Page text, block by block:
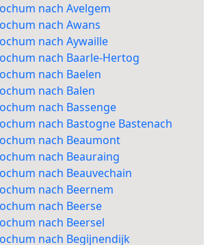
nach Avelgem
nach Awans
nach Aywaille
nach Baarle-Hertog
nach Baelen
nach Balen
nach Bassenge
nach Bastogne Bastenach
nach Beaumont
nach Beauraing
nach Beauvechain
nach Beernem
nach Beerse
nach Beersel
nach Begijnendijk